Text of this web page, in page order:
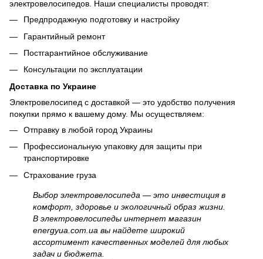
электровелосипедов. Наши специалисты проводят:
Предпродажную подготовку и настройку
Гарантийный ремонт
Постгарантийное обслуживание
Консультации по эксплуатации
Доставка по Украине
Электровелосипед с доставкой — это удобство получения
покупки прямо к вашему дому. Мы осуществляем:
Отправку в любой город Украины
Профессиональную упаковку для защиты при
транспортировке
Страхование груза
Выбор электровелосипеда — это инвестиция в
комфорт, здоровье и экологичный образ жизни.
В электровелосипеды интернет магазин
energyua.com.ua вы найдете широкий
ассортимент качественных моделей для любых
задач и бюджета.